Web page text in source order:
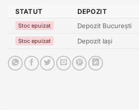
STATUT DEPOZIT
Stoc epuizat Depozit București
Stoc epuizat Depozit Iași